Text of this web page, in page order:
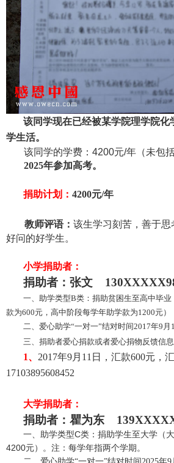
该同学现在已经被某学院理学院化
学生活。
该同学的学费：4200元/年 （未包
2025年参加高考。
捐助计划：4200元/年
教师评语：该生学习刻苦，善于
好问的好学生。
小学捐助者：
捐助者：张文
一、助学类型B类：捐助贫困生至高中毕
款为600元，高中阶段每学年助学款为1200元）
二、爱心助学“一对一”结对时间2017年9月
三、捐助者爱心捐款或者爱心捐物反馈信
1、 2017年9月11日，汇款600元，
17103895608452
大学捐助者：
捐助者：瞿为东
一、助学类型C类：捐助学生至大学（
4200元）。注：每学年指两个学期。